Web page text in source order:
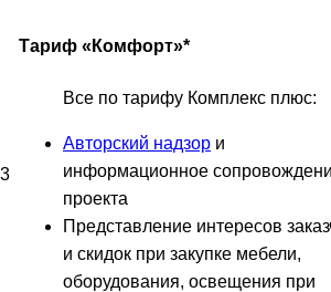
3
Тариф «Комфорт»*
Все по тарифу Комплекс плюс:
Авторский надзор и
информационное
проекта
Представление интересов
и скидок при закупке мебели,
оборудования, освещения при